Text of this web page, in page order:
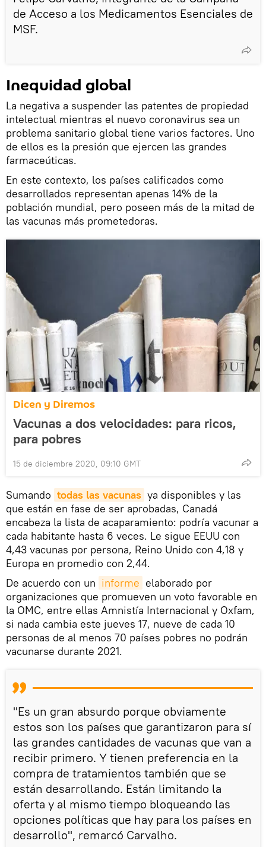
de Acceso a los Medicamentos Esenciales de
MSF.
Inequidad global
La negativa a suspender las patentes de propiedad
intelectual mientras el nuevo coronavirus sea un
problema sanitario global tiene varios factores. Uno
de ellos es la presión que ejercen las grandes
farmaceúticas.
En este contexto, los países calificados como
desarrollados representan apenas 14% de la
población mundial, pero poseen más de la mitad de
las vacunas más prometedoras.
Dicen y Diremos
Vacunas a dos velocidades: para ricos,
para pobres
15 de diciembre 2020, 09:10 GMT
Sumando todas las vacunas ya disponibles y las
que están en fase de ser aprobadas, Canadá
encabeza la lista de acaparamiento: podría vacunar a
cada habitante hasta 6 veces. Le sigue EEUU con
4,43 vacunas por persona, Reino Unido con 4,18 y
Europa en promedio con 2,44.
De acuerdo con un informe elaborado por
organizaciones que promueven un voto favorable en
la OMC, entre ellas Amnistía Internacional y Oxfam,
si nada cambia este jueves 17, nueve de cada 10
personas de al menos 70 países pobres no podrán
vacunarse durante 2021.
"Es un gran absurdo porque obviamente
estos son los países que garantizaron para sí
las grandes cantidades de vacunas que van a
recibir primero. Y tienen preferencia en la
compra de tratamientos también que se
están desarrollando. Están limitando la
oferta y al mismo tiempo bloqueando las
opciones políticas que hay para los países en
desarrollo", remarcó Carvalho.